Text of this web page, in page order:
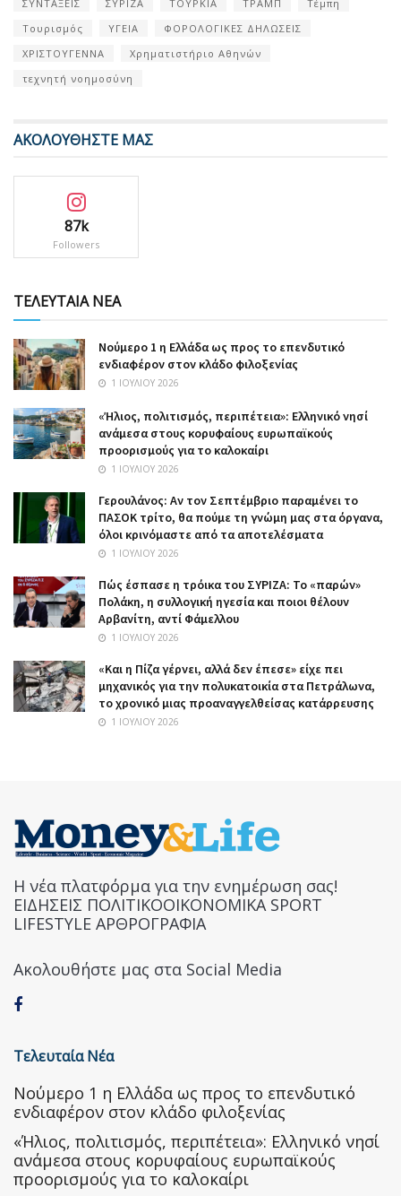
ΣΥΝΤΑΞΕΙΣ
ΣΥΡΙΖΑ ΤΟΥΡΚΙΑ ΤΡΑΜΠ
Τέμπη
Τουρισμός
ΥΓΕΙΑ
ΦΟΡΟΛΟΓΙΚΕΣ ΔΗΛΩΣΕΙΣ
ΧΡΙΣΤΟΥΓΕΝΝΑ
Χρηματιστήριο Αθηνών
τεχνητή νοημοσύνη
ΑΚΟΛΟΥΘΗΣΤΕ ΜΑΣ
87k
Followers
ΤΕΛΕΥΤΑΙΑ ΝΕΑ
Nούμερο 1 η Ελλάδα ως προς το επενδυτικό
ενδιαφέρον στον κλάδο φιλοξενίας
1 ΙΟΥΛΊΟΥ 2026
«Ήλιος, πολιτισμός, περιπέτεια»: Ελληνικό νησί
ανάμεσα στους κορυφαίους ευρωπαϊκούς
προορισμούς για το καλοκαίρι
1 ΙΟΥΛΊΟΥ 2026
Γερουλάνος: Αν τον Σεπτέμβριο παραμένει το
ΠΑΣΟΚ τρίτο, θα πούμε τη γνώμη μας στα όργανα,
όλοι κρινόμαστε από τα αποτελέσματα
1 ΙΟΥΛΊΟΥ 2026
Πώς έσπασε η τρόικα του ΣΥΡΙΖΑ: Το «παρών»
Πολάκη, η συλλογική ηγεσία και ποιοι θέλουν
Αρβανίτη, αντί Φάμελλου
1 ΙΟΥΛΊΟΥ 2026
«Και η Πίζα γέρνει, αλλά δεν έπεσε» είχε πει
μηχανικός για την πολυκατοικία στα Πετράλωνα,
το χρονικό μιας προαναγγελθείσας κατάρρευσης
1 ΙΟΥΛΊΟΥ 2026
Η νέα πλατφόρμα για την ενημέρωση σας!
ΕΙΔΗΣΕΙΣ ΠΟΛΙΤΙΚΟΟΙΚΟΝΟΜΙΚΑ SPORT
LIFESTYLE ΑΡΘΡΟΓΡΑΦΙΑ
Ακολουθήστε μας στα Social Media
Τελευταία Νέα
Nούμερο 1 η Ελλάδα ως προς το επενδυτικό
ενδιαφέρον στον κλάδο φιλοξενίας
«Ήλιος, πολιτισμός, περιπέτεια»: Ελληνικό νησί
ανάμεσα στους κορυφαίους ευρωπαϊκούς
προορισμούς για το καλοκαίρι